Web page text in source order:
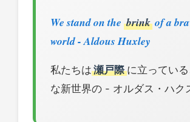
We stand on the brink of a
world - Aldous Huxley
私たちは 瀬戸際に立ってい
な新世界の - オルダス・ハク